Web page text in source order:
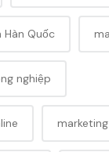
Hàn Quốc
nghiệp